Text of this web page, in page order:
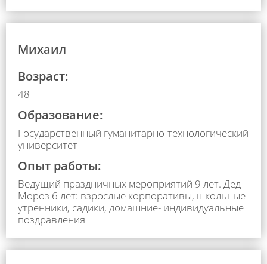
Михаил
Возраст:
48
Образование:
Государственный гуманитарно-технологический
университет
Опыт работы:
Ведущий праздничных мероприятий 9 лет. Дед
Мороз 6 лет: взрослые корпоративы, школьные
утренники, садики, домашние- индивидуальные
поздравления